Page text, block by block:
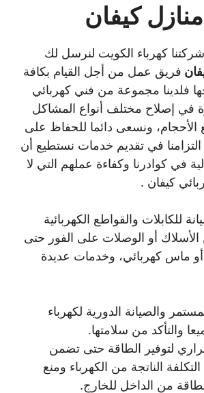
كيفان
كهرباء الكويت لنرسل لك
فريق عمل من أجل القيام بكافة
فلدينا مجموعة من فني كهربائي
في إصلاح مختلف أنواع المشاكل
الأحجام، ونسعى دائما للحفاظ على
في تقديم خدمات نستطيع أن
في كوادرنا وكفاءة عملهم التي لا
كيفان .
والقواطع الكهربائية
الأسلاك أو الوصلات على الفور حتى
أو ماس كهربائي، وخدمات عديدة
والصيانة الدورية لكهرباء
والتأكد من سلامتها.
لتوفير الطاقة حتى تضمن
الناتجة من الكهرباء ومنع
من الداخل للخارج.